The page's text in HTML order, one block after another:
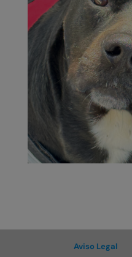
Aviso Legal